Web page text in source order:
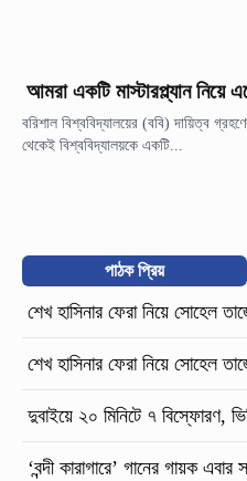
আমরা একটি মাস্টারপ্ল্যান নিয়ে
বরিশাল বিশ্ববিদ্যালয়ের (ববি) দায়িত্ব
থেকেই বিশ্ববিদ্যালয়কে একটি...
পাঠক প্রিয়
শেখ হাসিনার ফেরা নিয়ে সোহেল
শেখ হাসিনার ফেরা নিয়ে সোহেল
দুবাইয়ে ২০ মিনিটে ৭ বিস্ফোরণ,
‘বন্দী কারাগারে’ গানের গায়ক এবার